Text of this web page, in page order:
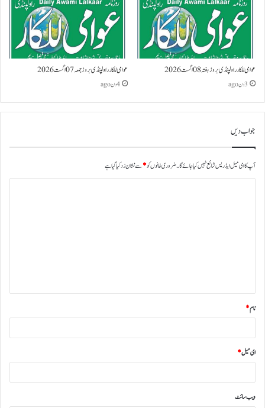
عوامی للکار راولپنڈی بروز ہفتہ 08 اگست 2026
3 دن ago
عوامی للکار راولپنڈی بروز جمعہ 07 اگست 2026
4 دن ago
جواب دیں
آپ کا ای میل ایڈریس شائع نہیں کیا جائے گا۔ضروری خانوں کو*سے نشان زد کیا گیا ہے
نام*
ای میل*
ویب‌ سائٹ